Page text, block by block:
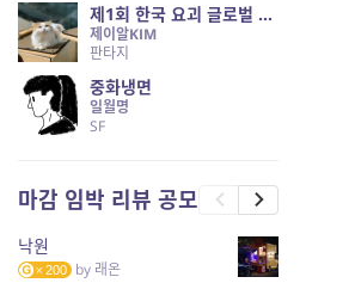
제1회 한국 요괴 글로벌 진출 공개 오디션 시즌 2 — 나는 요괴다
제이알KIM
판타지
중화냉면
일월명
SF
마감 임박 리뷰 공모
낙원
200 by 래온